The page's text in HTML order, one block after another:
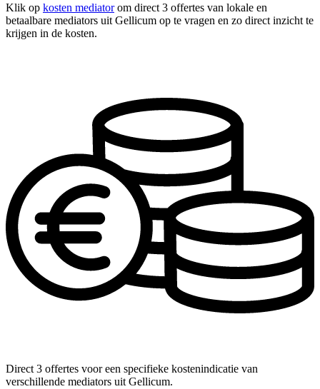
Klik op kosten mediatorom direct 3 offertes van lokale en
betaalbare mediators uit Gellicum op te vragen en zo direct inzicht te
krijgen in de kosten.
Direct 3 offertes voor een specifieke kostenindicatie van
verschillende mediators uit Gellicum.